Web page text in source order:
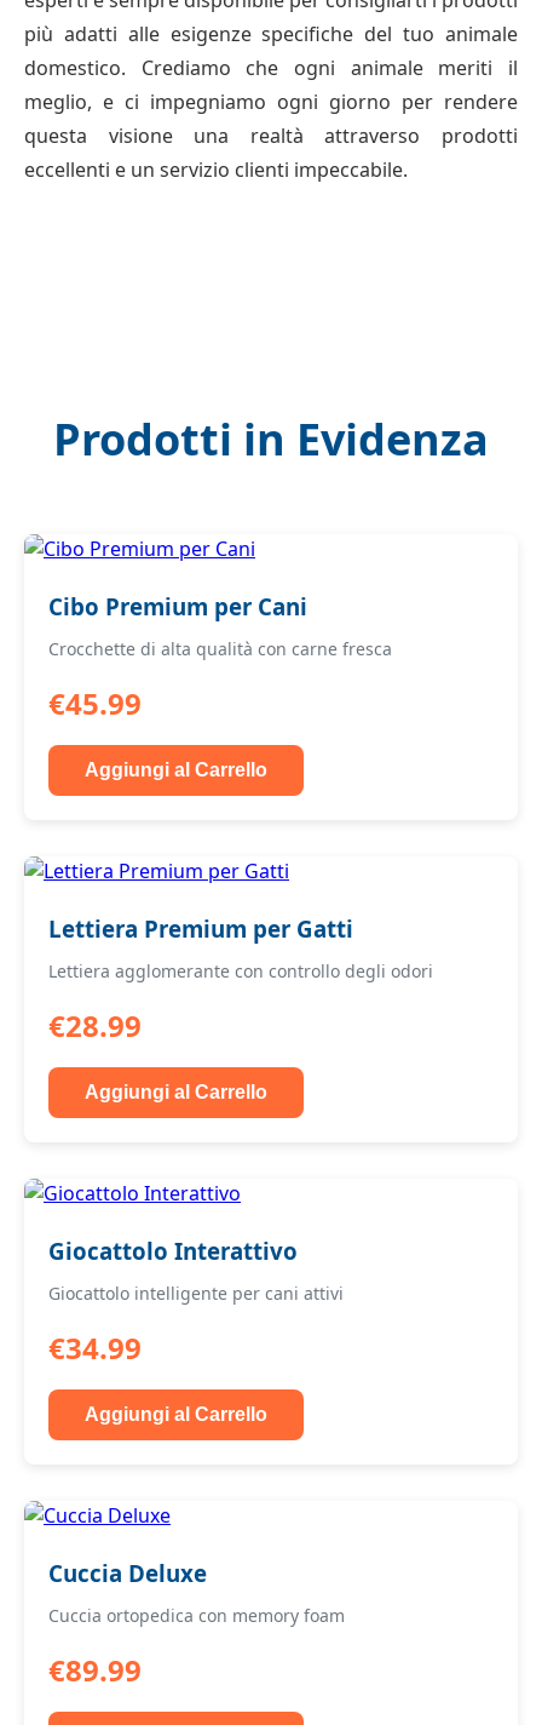
più adatti alle esigenze specifiche del tuo animale
domestico. Crediamo che ogni animale meriti il
meglio, e ci impegniamo ogni giorno per rendere
questa visione una realtà attraverso prodotti
eccellenti e un servizio clienti impeccabile.
Prodotti in Evidenza
Cibo Premium per Cani
Crocchette di alta qualità con carne fresca
€45.99
Aggiungi al Carrello
Lettiera Premium per Gatti
Lettiera agglomerante con controllo degli odori
€28.99
Aggiungi al Carrello
Giocattolo Interattivo
Giocattolo intelligente per cani attivi
€34.99
Aggiungi al Carrello
Cuccia Deluxe
Cuccia ortopedica con memory foam
€89.99